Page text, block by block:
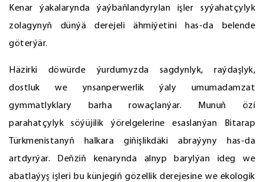
Kenar ýakalarynda ýaýbaňlandyrylan işler syýahatçylyk
zolagynyň dünýä derejeli ähmiýetini has-da belende
göterýär.
Häzirki döwürde ýurdumyzda sagdynlyk, raýdaşlyk,
dostluk we ynsanperwerlik ýaly umumadamzat
gymmatlyklary barha rowaçlanýar. Munuň özi
parahatçylyk söýüjilik ýörelgelerine esaslanýan Bitarap
Türkmenistanyň halkara giňişlikdäki abraýyny has-da
artdyrýar. Deňziň kenarynda alnyp barylýan ideg we
abatlaýyş işleri bu künjegiň gözellik derejesine we ekologik